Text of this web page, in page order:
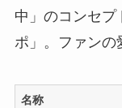
中」のコンセプ
ポ」。ファンの
名称